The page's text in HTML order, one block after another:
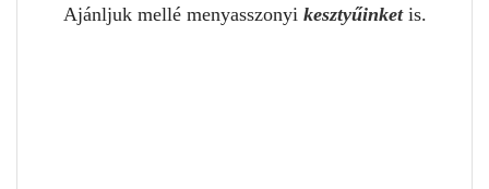
Ajánljuk mellé menyasszonyi kesztyűinket is.